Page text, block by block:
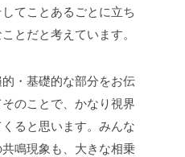
てことあるごとに立ち
とだと考えています。
・基礎的な部分をお伝
のことで、かなり視界
ると思います。みんな
鳴現象も、大きな相乗